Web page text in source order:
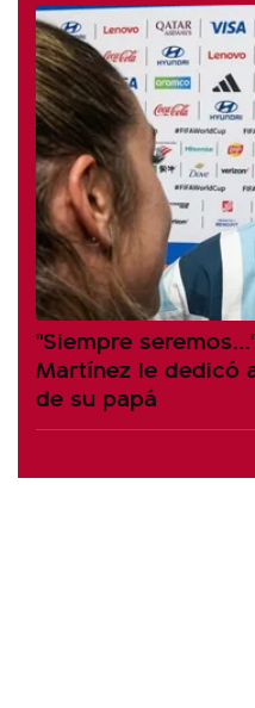
"Siempre
Martínez le dedicó
de su papá